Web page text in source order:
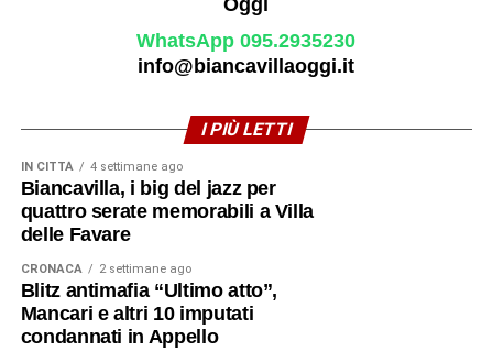
WhatsApp 095.2935230
info@biancavillaoggi.it
I PIÙ LETTI
IN CITTÀ 4 settimane ago
Biancavilla, i big del jazz per
quattro serate memorabili a Villa
delle Favare
CRONACA 2 settimane ago
Blitz antimafia “Ultimo atto”,
Mancari e altri 10 imputati
condannati in Appello